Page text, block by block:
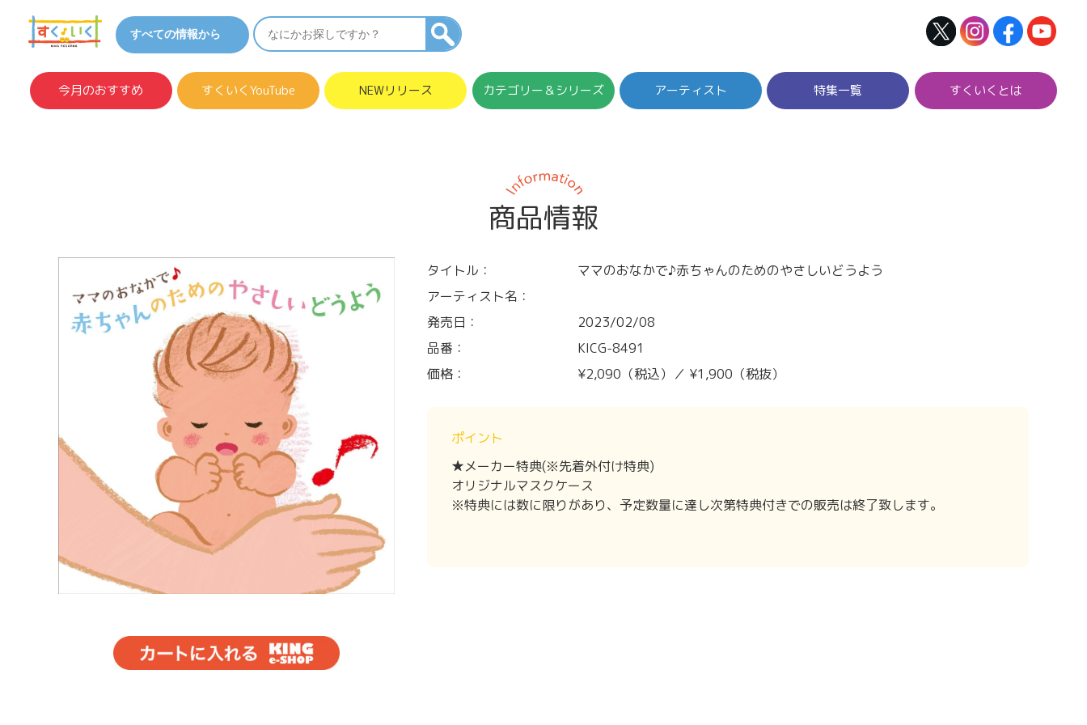
今月のおすすめ すくいくYouTube NEWリリース カテゴリー＆シリーズ アーティスト 特集一覧 すくいくとは
商品情報
タイトル：
ママのおなかで♪赤ちゃんのためのやさしいどうよう
アーティスト名：
発売日：
2023/02/08
品番：
KICG-8491
価格：
¥2,090（税込）／ ¥1,900（税抜）
ポイント
★メーカー特典(※先着外付け特典)
オリジナルマスクケース
※特典には数に限りがあり、予定数量に達し次第特典付きでの販売は終了致します。